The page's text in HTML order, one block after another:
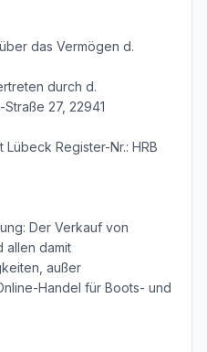
das Vermögen d.
durch d.
27, 22941
Register-Nr.: HRB
Der Verkauf von
allen damit
außer
Handel für Boots- und